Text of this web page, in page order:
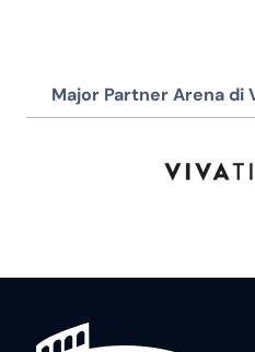
Major Partner Arena di